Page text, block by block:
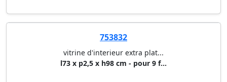
753832
vitrine d'interieur extra plat...
l73 x p2,5 x h98 cm - pour 9 f...